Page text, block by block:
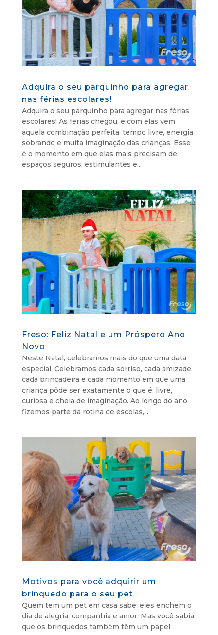
Adquira o seu parquinho para agregar
nas férias escolares!
Adquira o seu parquinho para agregar nas férias
escolares! As férias chegou, e com elas vem
aquela combinação perfeita: tempo livre, energia
sobrando e muita imaginação das crianças. Esse
é o momento em que elas mais precisam de
espaços seguros, estimulantes e...
Freso: Feliz Natal e um Próspero Ano
Novo
Neste Natal, celebramos mais do que uma data
especial. Celebramos cada sorriso, cada amizade,
cada brincadeira e cada momento em que uma
criança pôde ser exatamente o que é: livre,
curiosa e cheia de imaginação. Ao longo do ano,
fizemos parte da rotina de escolas,...
Motivos para você adquirir um
brinquedo para o seu pet
Quem tem um pet em casa sabe: eles enchem o
dia de alegria, companhia e amor. Mas você sabia
que os brinquedos também têm um papel